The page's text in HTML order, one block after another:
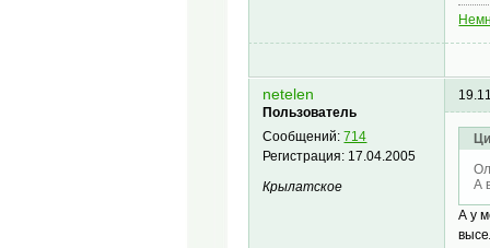
netelen
Пользователь
Сообщений:714
Регистрация: 17.04.2005
Крылатское
А
А у